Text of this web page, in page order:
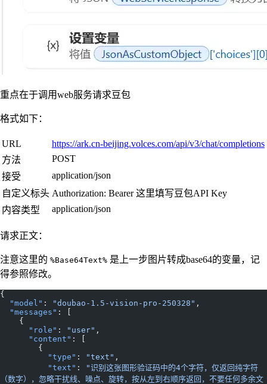
重点在于调用web服务请求豆包
格式如下：
URL
https://ark.cn-beijing.volces.com/api/v3/chat/completions
方法
POST
接受
application/json
自定义标头 Authorization: Bearer 这里填写豆包API Key
内容类型
application/json
请求正文：
注意这里的 %Base64Text% 是上一步图片转成base64的变量，记
得参照修改。
{
  "model"
: "doubao-1.5-vision-pro-250328" ,
  "messages"
: [
    {
      "role"
: "user" ,
      "content"
: [
        {
          "type"
: "text" ,
          "text"
:
"识别这张图形验证码中的4个字符，仅返回纯字符
（数字），忽略干扰线、噪点、旋转，按从左到右顺序返回，不要任何多余文